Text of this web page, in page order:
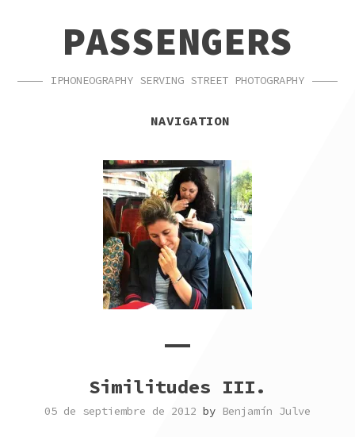
NAVIGATIONPASSENGERS
IPHONEOGRAPHY SERVING STREET PHOTOGRAPHY
NAVIGATION
Similitudes III.
05 de septiembre de 2012 by Benjamín Julve